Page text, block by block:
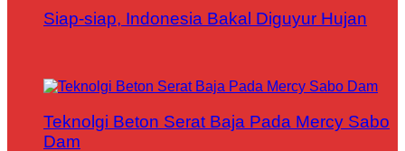
Siap-siap, Indonesia Bakal Diguyur Hujan
Teknolgi Beton Serat Baja Pada Mercy Sabo
Dam